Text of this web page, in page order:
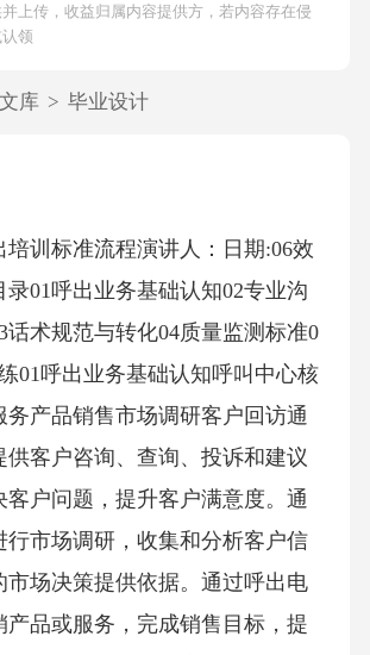
上传，收益归属内容提供方，若内容存在侵
领
库 > 毕业设计
培训标准流程演讲人：日期:06效
01呼出业务基础认知02专业沟
话术规范与转化04质量监测标准0
01呼出业务基础认知呼叫中心核
务产品销售市场调研客户回访通
供客户咨询、查询、投诉和建议
客户问题，提升客户满意度。通
行市场调研，收集和分析客户信
市场决策提供依据。通过呼出电
产品或服务，完成销售目标，提